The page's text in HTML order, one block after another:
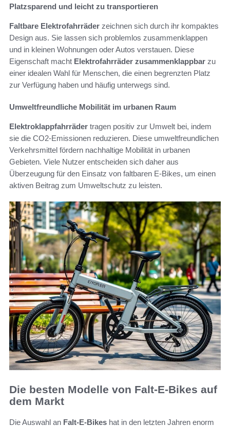
Platzsparend und leicht zu transportieren
Faltbare Elektrofahrräder zeichnen sich durch ihr kompaktes
Design aus. Sie lassen sich problemlos zusammenklappen
und in kleinen Wohnungen oder Autos verstauen. Diese
Eigenschaft macht Elektrofahrräder zusammenklappbar zu
einer idealen Wahl für Menschen, die einen begrenzten Platz
zur Verfügung haben und häufig unterwegs sind.
Umweltfreundliche Mobilität im urbanen Raum
Elektroklappfahrräder tragen positiv zur Umwelt bei, indem
sie die CO2-Emissionen reduzieren. Diese umweltfreundlichen
Verkehrsmittel fördern nachhaltige Mobilität in urbanen
Gebieten. Viele Nutzer entscheiden sich daher aus
Überzeugung für den Einsatz von faltbaren E-Bikes, um einen
aktiven Beitrag zum Umweltschutz zu leisten.
Die besten Modelle von Falt-E-Bikes auf
dem Markt
Die Auswahl an Falt-E-Bikes hat in den letzten Jahren enorm